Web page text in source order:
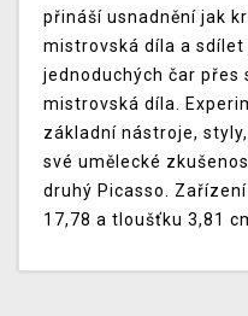
přináší usnadnění jak
mistrovská díla a sdílet
jednoduchých čar
mistrovská díla.
základní nástroje,
své umělecké
druhý Picasso.
17,78 a tloušťku 3,81